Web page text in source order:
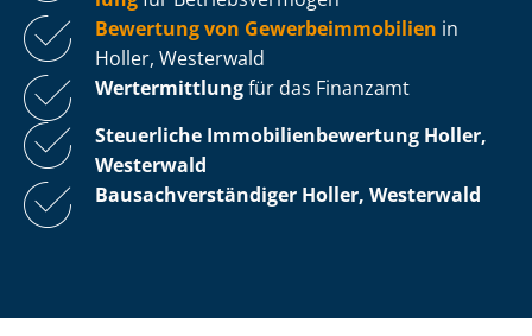
Bewertung von Ge­wer­be­im­mo­bi­li­en in
Holler, Westerwald
Wertermittlungfür das Finanzamt
Steuerliche Im­mo­bi­li­en­be­wer­tung Holler,
Westerwald
Bau­sach­ver­stän­di­ger Holler, Westerwald